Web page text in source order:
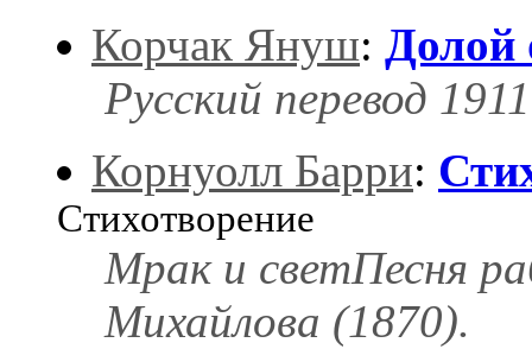
Корчак Януш: Долой
Русский перевод
Корнуолл Барри:
Стихотворение
Мрак и светПесня
Михайлова (1870).